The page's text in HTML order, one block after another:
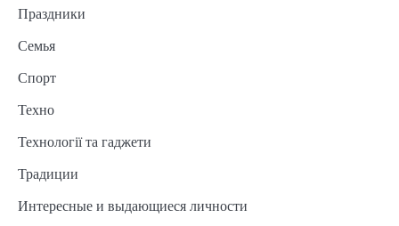
Праздники
Семья
Спорт
Техно
Технології та гаджети
Традиции
Интересные и выдающиеся личности